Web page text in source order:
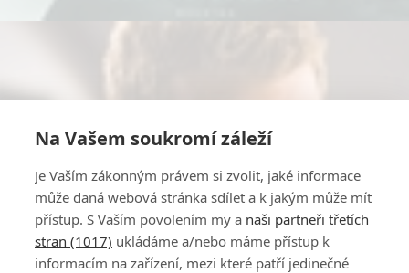
Na Vašem soukromí záleží
Je Vaším zákonným právem si zvolit, jaké informace
může daná webová stránka sdílet a k jakým může mít
přístup. S Vaším povolením my a naši partneři třetích
stran (1017) ukládáme a/nebo máme přístup k
informacím na zařízení, mezi které patří jedinečné